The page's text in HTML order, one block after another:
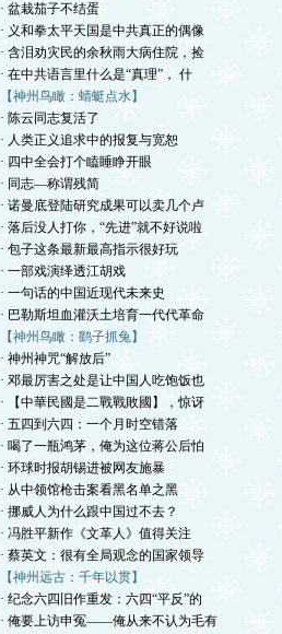
· 盆栽茄子不结蛋
· 义和拳太平天国是中共真正的偶像
· 含泪劝灾民的余秋雨大病住院，捡
· 在中共语言里什么是“真理”， 什
【神州鸟瞰：蜻蜓点水】
· 陈云同志复活了
· 人类正义追求中的报复与宽恕
· 四中全会打个瞌睡睁开眼
· 同志—称谓残简
· 诺曼底登陆研究成果可以卖几个卢
· 落后没人打你，“先进”就不好说啦
· 包子这条最新最高指示很好玩
· 一部戏演绎透江胡戏
· 一句话的中国近现代未来史
· 巴勒斯坦血灌沃土培育一代代革命
【神州鸟瞰：鹞子抓兔】
· 神州神咒“解放后”
· 邓最厉害之处是让中国人吃饱饭也
· 【中華民國是二戰戰敗國】，惊讶
· 五四到六四：一个月时空错落
· 喝了一瓶鸿茅，俺为这位蒋公后怕
· 环球时报胡锡进被网友施暴
· 从中领馆枪击案看黑名单之黑
· 挪威人为什么跟中国过不去？
· 冯胜平新作《文革人》值得关注
· 蔡英文：很有全局观念的国家领导
【神州远古：千年以贯】
· 纪念六四旧作重发：六四“平反”的
· 俺要上访申冤——俺从来不认为毛有